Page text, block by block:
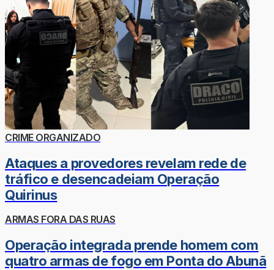
CRIME ORGANIZADO
Ataques a provedores revelam rede de
tráfico e desencadeiam Operação
Quirinus
ARMAS FORA DAS RUAS
Operação integrada prende homem com
quatro armas de fogo em Ponta do Abunã